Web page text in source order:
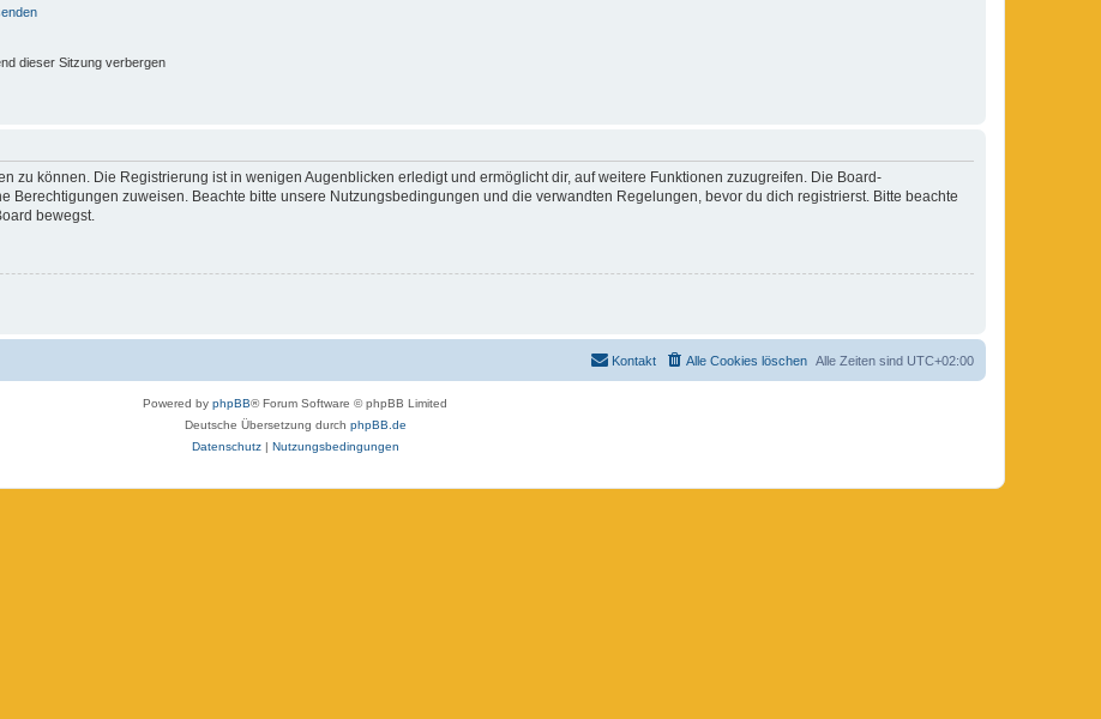
dieser Sitzung verbergen
zu können. Die Registrierung ist in wenigen Augenblicken erledigt und ermöglicht dir, auf weitere Funktionen zuzugreifen. Die Board-
Berechtigungen zuweisen. Beachte bitte unsere Nutzungsbedingungen und die verwandten Regelungen, bevor du dich registrierst. Bitte beachte
bewegst.
Alle Zeiten sind UTC+02:00
Alle Cookies löschen
Kontakt
Powered by phpBB® Forum Software © phpBB Limited
Deutsche Übersetzung durch phpBB.de
Datenschutz| Nutzungsbedingungen